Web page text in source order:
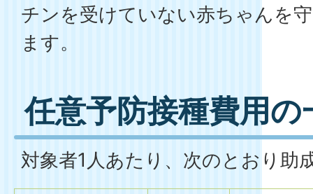
チンを受けていない赤ちゃんを
ます。
任意予防接種費用の
対象者1人あたり、次のとおり助